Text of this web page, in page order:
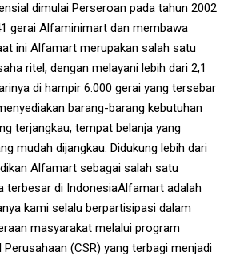
dimulai Perseroan pada tahun 2002
gerai Alfaminimart dan membawa
ini Alfamart merupakan salah satu
ritel, dengan melayani lebih dari 2,1
di hampir 6.000 gerai yang tersebar
barang-barang kebutuhan
terjangkau, tempat belanja yang
mudah dijangkau. Didukung lebih dari
Alfamart sebagai salah satu
terbesar di IndonesiaAlfamart adalah
kami selalu berpartisipasi dalam
masyarakat melalui program
(CSR) yang terbagi menjadi